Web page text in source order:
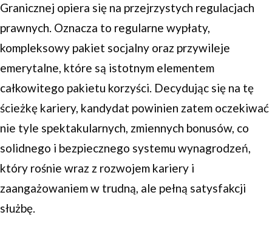
Granicznej opiera się na przejrzystych regulacjach
prawnych. Oznacza to regularne wypłaty,
kompleksowy pakiet socjalny oraz przywileje
emerytalne, które są istotnym elementem
całkowitego pakietu korzyści. Decydując się na tę
ścieżkę kariery, kandydat powinien zatem oczekiwać
nie tyle spektakularnych, zmiennych bonusów, co
solidnego i bezpiecznego systemu wynagrodzeń,
który rośnie wraz z rozwojem kariery i
zaangażowaniem w trudną, ale pełną satysfakcji
służbę.